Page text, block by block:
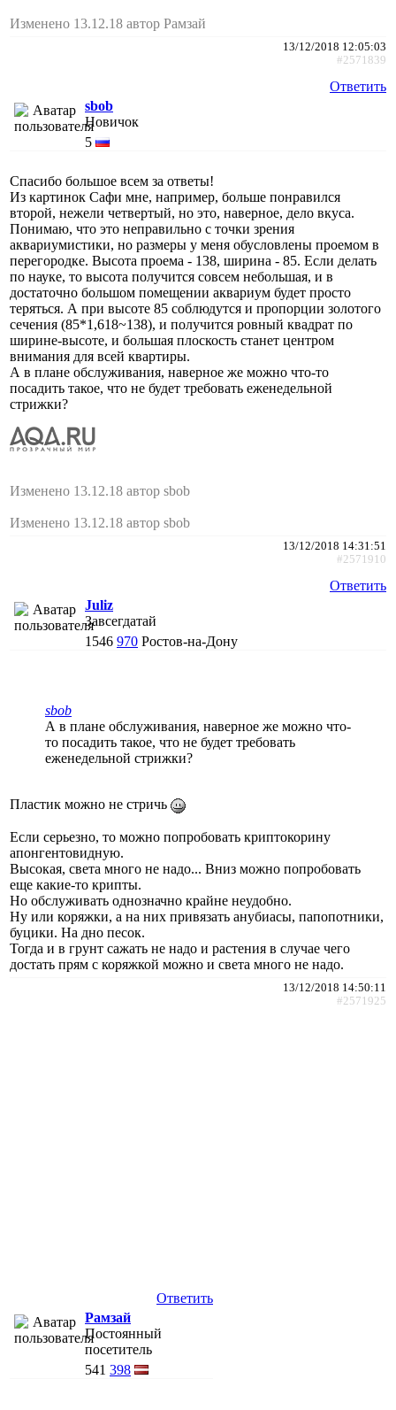
Изменено 13.12.18 автор Рамзай
13/12/2018 12:05:03
#2571839
Ответить
sbob
Новичок
5
Спасибо большое всем за ответы!
Из картинок Сафи мне, например, больше понравился
второй, нежели четвертый, но это, наверное, дело вкуса.
Понимаю, что это неправильно с точки зрения
аквариумистики, но размеры у меня обусловлены проемом в
перегородке. Высота проема - 138, ширина - 85. Если делать
по науке, то высота получится совсем небольшая, и в
достаточно большом помещении аквариум будет просто
теряться. А при высоте 85 соблюдутся и пропорции золотого
сечения (85*1,618~138), и получится ровный квадрат по
ширине-высоте, и большая плоскость станет центром
внимания для всей квартиры.
А в плане обслуживания, наверное же можно что-то
посадить такое, что не будет требовать еженедельной
стрижки?
Изменено 13.12.18 автор sbob
Изменено 13.12.18 автор sbob
13/12/2018 14:31:51
#2571910
Ответить
Juliz
Завсегдатай
1546 970 Ростов-на-Дону
sbob
А в плане обслуживания, наверное же можно что-
то посадить такое, что не будет требовать
еженедельной стрижки?
Пластик можно не стричь
Если серьезно, то можно попробовать криптокорину
апонгентовидную.
Высокая, света много не надо... Вниз можно попробовать
еще какие-то крипты.
Но обслуживать однозначно крайне неудобно.
Ну или коряжки, а на них привязать анубиасы, папопотники,
буцики. На дно песок.
Тогда и в грунт сажать не надо и растения в случае чего
достать прям с коряжкой можно и света много не надо.
13/12/2018 14:50:11
#2571925
Ответить
Рамзай
Постоянный
посетитель
541 398